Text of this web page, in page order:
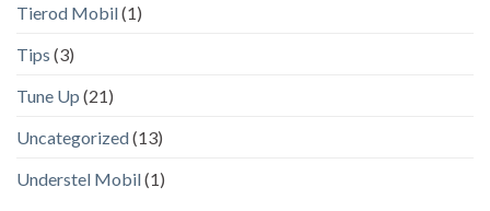
Tierod Mobil(1)
Tips (3)
Tune Up (21)
Uncategorized(13)
Understel Mobil(1)